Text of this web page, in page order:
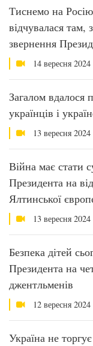
Тиснемо на
відчувалася там,
звернення
14 вересня
Загалом вдалося
українців і
13 вересня
Війна має стати
Президента на
Ялтинської
13 вересня
Безпека дітей
Президента на
джентльменів
12 вересня
Україна не